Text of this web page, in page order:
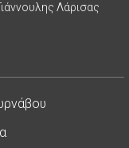
Λάρισας